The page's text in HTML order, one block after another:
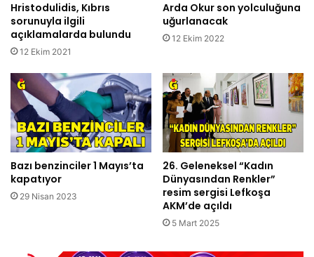
Hristodulidis, Kıbrıs
sorunuyla ilgili
açıklamalarda bulundu
12 Ekim 2021
Arda Okur son yolculuğuna
uğurlanacak
12 Ekim 2022
Bazı benzinciler 1 Mayıs’ta
kapatıyor
29 Nisan 2023
26. Geleneksel “Kadın
Dünyasından Renkler”
resim sergisi Lefkoşa
AKM’de açıldı
5 Mart 2025